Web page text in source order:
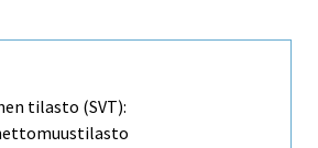
tilasto (SVT):